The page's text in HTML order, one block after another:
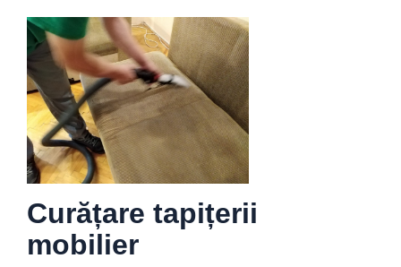
Curățare tapițerii
mobilier